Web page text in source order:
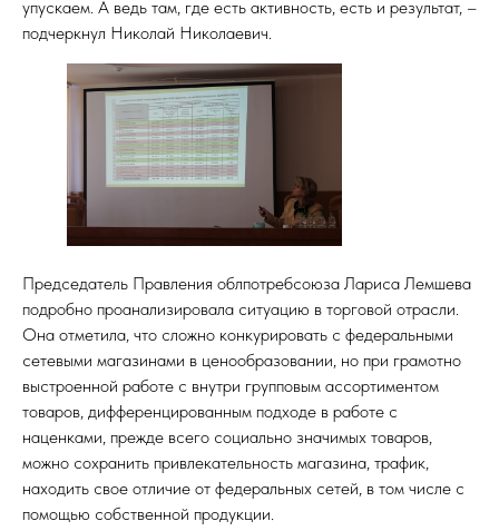
упускаем. А ведь там, где есть активность, есть и результат, –
подчеркнул Николай Николаевич.
Председатель Правления облпотребсоюза Лариса Лемшева
подробно проанализировала ситуацию в торговой отрасли.
Она отметила, что сложно конкурировать с федеральными
сетевыми магазинами в ценообразовании, но при грамотно
выстроенной работе с внутри групповым ассортиментом
товаров, дифференцированным подходе в работе с
наценками, прежде всего социально значимых товаров,
можно сохранить привлекательность магазина, трафик,
находить свое отличие от федеральных сетей, в том числе с
помощью собственной продукции.